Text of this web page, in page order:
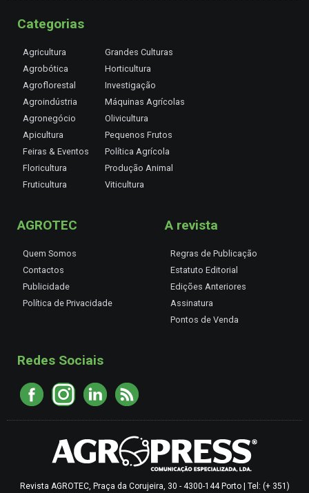
Categorias
Agricultura
Agrobótica
Agroflorestal
Agroindústria
Agronegócio
Apicultura
Feiras & Eventos
Floricultura
Fruticultura
Grandes Culturas
Horticultura
Investigação
Máquinas Agrícolas
Olivicultura
Pequenos Frutos
Política Agrícola
Produção Animal
Viticultura
AGROTEC
Quem Somos
Contactos
Publicidade
Política de Privacidade
A revista
Regras de Publicação
Estatuto Editorial
Edições Anteriores
Assinatura
Pontos de Venda
Redes Sociais
Revista AGROTEC, Praça da Corujeira, 30 - 4300-144 Porto | Tel: (+ 351)